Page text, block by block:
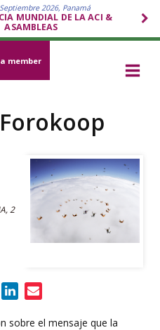
2026, Panamá
MUNDIAL DE LA ACI &
ASAMBLEAS
member
2
sobre el mensaje que la